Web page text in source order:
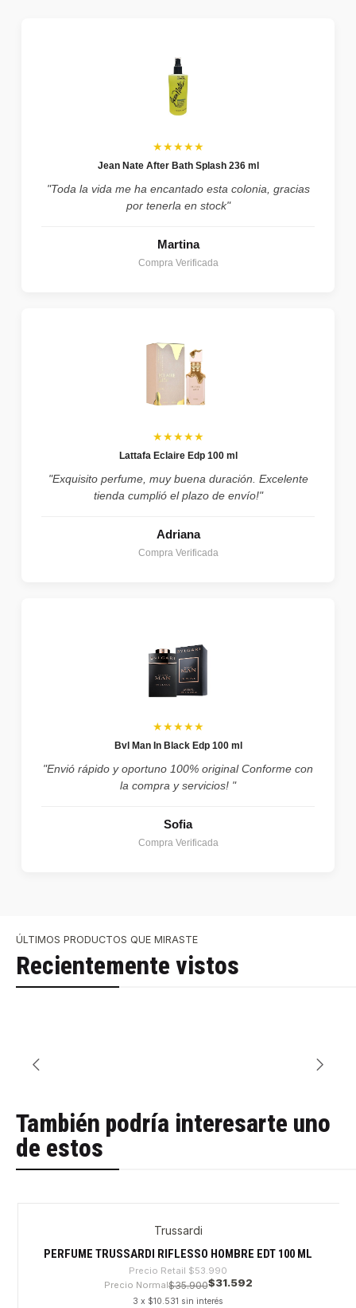
★★★★★
Jean Nate After Bath Splash 236 ml
"Toda la vida me ha encantado esta colonia, gracias
por tenerla en stock"
Martina
Compra Verificada
★★★★★
Lattafa Eclaire Edp 100 ml
"Exquisito perfume, muy buena duración. Excelente
tienda cumplió el plazo de envío!"
Adriana
Compra Verificada
★★★★★
Bvl Man In Black Edp 100 ml
"Envió rápido y oportuno 100% original Conforme con
la compra y servicios! "
Sofia
Compra Verificada
ÚLTIMOS PRODUCTOS QUE MIRASTE
Recientemente vistos
También podría interesarte uno
de estos
Trussardi
PERFUME TRUSSARDI RIFLESSO HOMBRE EDT 100 ML
Precio Retail $53.990
Precio Normal$35.900$31.592
3 x $10.531 sin interés